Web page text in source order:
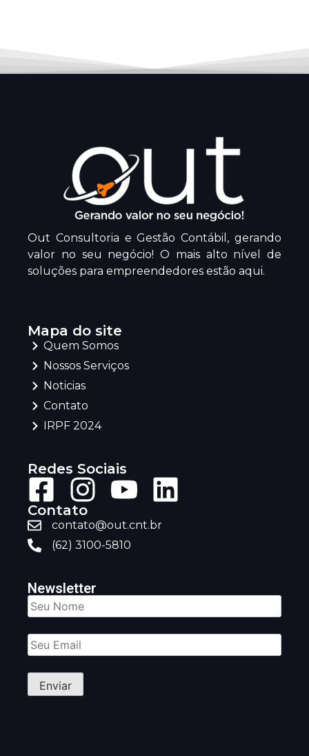
Out Consultoria e Gestão Contábil, gerando
valor no seu negócio! O mais alto nível de
soluções para empreendedores estão aqui.
Mapa do site
Quem Somos
Nossos Serviços
Noticias
Contato
IRPF 2024
Redes Sociais
Contato
contato@out.cnt.br
(62) 3100-5810
Newsletter